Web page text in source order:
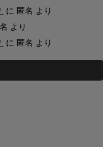
に 匿名 より
より
に 匿名 より